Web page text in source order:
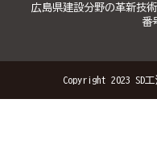
広島県建設分野の革新技
番
Copyright 2023 SD